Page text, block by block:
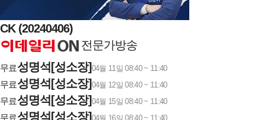
CK (20240406)
전문가방송
무료성명석[성소장] 04월 11일 08:40 ~ 11:40
무료성명석[성소장] 04월 12일 08:40 ~ 11:40
무료성명석[성소장] 04월 15일 08:40 ~ 11:40
무료성명석[성소장] 04월 16일 08:40 ~ 11:40